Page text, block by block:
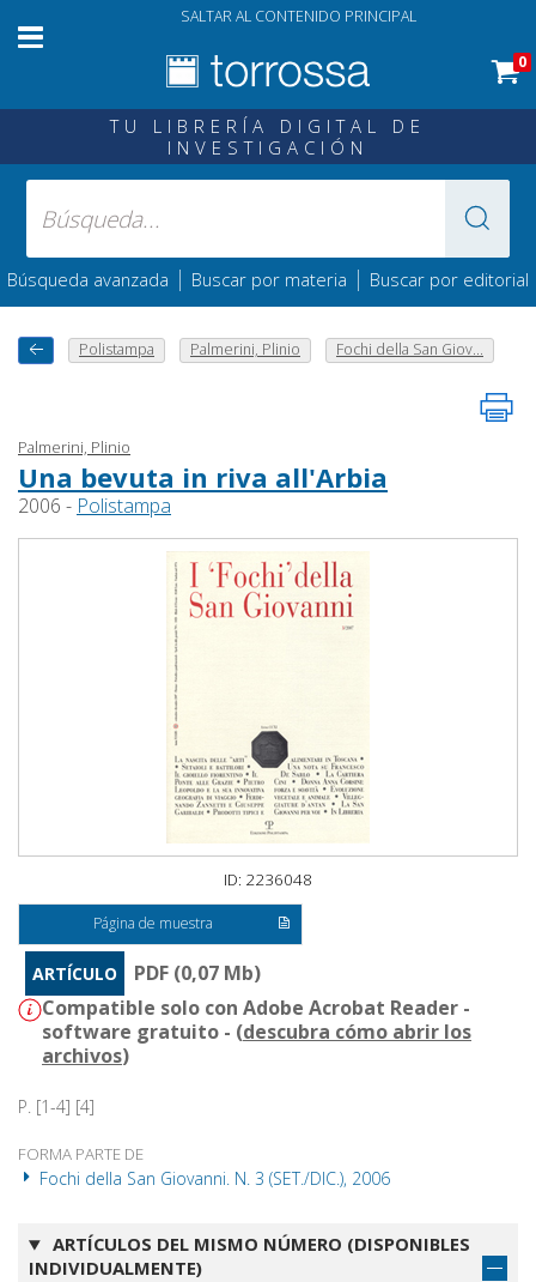
SALTAR AL CONTENIDO PRINCIPAL
0
TU LIBRERÍA DIGITAL DE
INVESTIGACIÓN
Búsqueda avanzada | Buscar por materia | Buscar por editorial
Polistampa Palmerini, Plinio Fochi della San Giov...
Palmerini, Plinio
Una bevuta in riva all'Arbia
2006 - Polistampa
ID: 2236048
Página de muestra
ARTÍCULO
PDF (0,07 Mb)
Compatible solo con Adobe Acrobat Reader -
software gratuito - (descubra cómo abrir los
archivos)
P. [1-4] [4]
FORMA PARTE DE
Fochi della San Giovanni. N. 3 (SET./DIC.), 2006
ARTÍCULOS DEL MISMO NÚMERO (DISPONIBLES
INDIVIDUALMENTE)